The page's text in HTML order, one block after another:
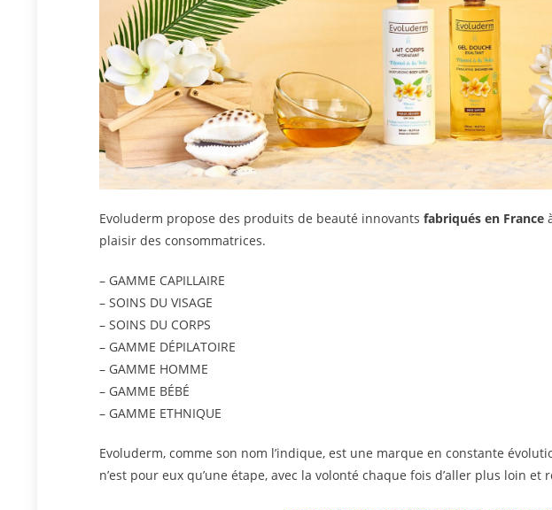
Evoluderm propose des produits de beauté innovants fabriqués en France
plaisir des consommatrices.
– GAMME CAPILLAIRE
– SOINS DU VISAGE
– SOINS DU CORPS
– GAMME DÉPILATOIRE
– GAMME HOMME
– GAMME BÉBÉ
– GAMME ETHNIQUE
Evoluderm, comme son nom l’indique, est une marque en constante
n’est pour eux qu’une étape, avec la volonté chaque fois d’aller plus loin et